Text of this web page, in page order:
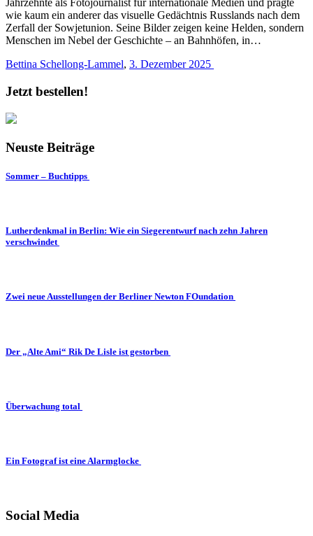
Jahrzehnte als Fotojournalist für internationale Medien und prägte
wie kaum ein anderer das visuelle Gedächtnis Russlands nach dem
Zerfall der Sowjetunion. Seine Bilder zeigen keine Helden, sondern
Menschen im Nebel der Geschichte – an Bahnhöfen, in…
Bettina Schellong-Lammel, 3. Dezember 2025
Jetzt bestellen!
Neuste Beiträge
Sommer – Buchtipps
Lutherdenkmal in Berlin: Wie ein Siegerentwurf nach zehn Jahren
verschwindet
Zwei neue Ausstellungen der Berliner Newton FOundation
Der „Alte Ami“ Rik De Lisle ist gestorben
Überwachung total
Ein Fotograf ist eine Alarmglocke
Social Media